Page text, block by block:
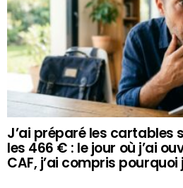
J’ai préparé les cartables
les 466 € : le jour où j’ai
CAF, j’ai compris